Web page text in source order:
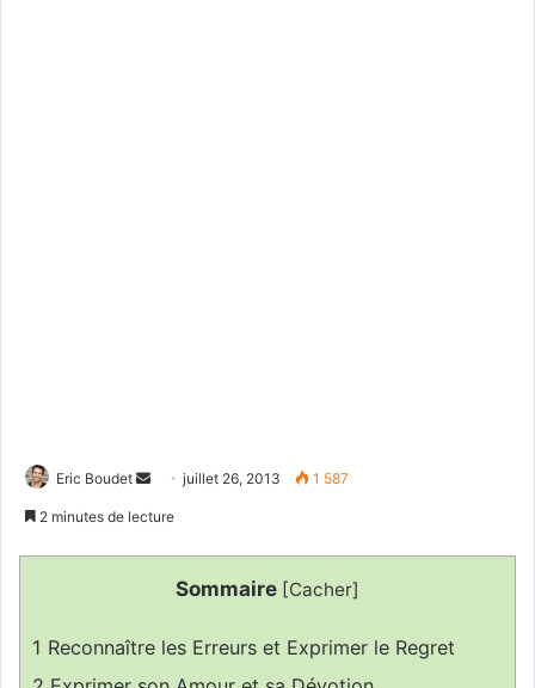
Eric Boudet
Envoyerjuillet 26, 2013 1 587
2 minutes de lecture
Sommaire [Cacher]
1 Reconnaître les Erreurs et Exprimer le Regret